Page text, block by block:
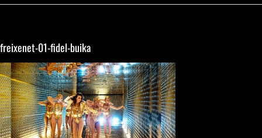
freixenet-01-fidel-buika